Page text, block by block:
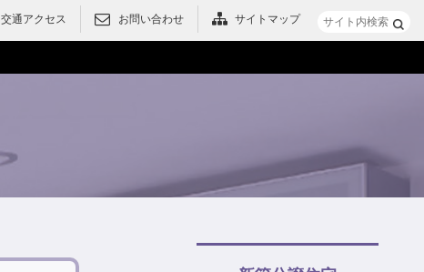
交通アクセス お問い合わせ サイトマップ